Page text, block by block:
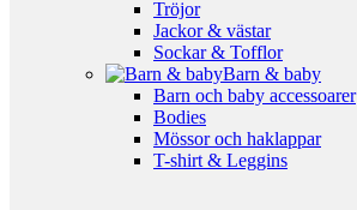
Tröjor
Jackor & västar
Sockar & Tofflor
Barn & baby
Barn och baby accessoarer
Bodies
Mössor och haklappar
T-shirt & Leggins